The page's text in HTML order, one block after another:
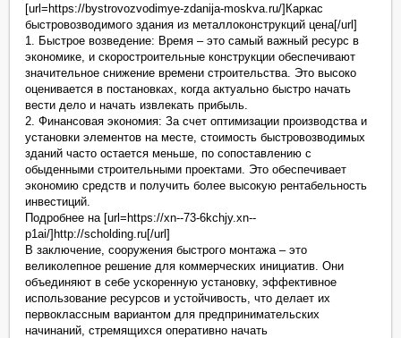
[url=https://bystrovozvodimye-zdanija-moskva.ru/]Каркас
быстровозводимого здания из металлоконструкций цена[/url]
1. Быстрое возведение: Время – это самый важный ресурс в
экономике, и скоростроительные конструкции обеспечивают
значительное снижение времени строительства. Это высоко
оценивается в постановках, когда актуально быстро начать
вести дело и начать извлекать прибыль.
2. Финансовая экономия: За счет оптимизации производства и
установки элементов на месте, стоимость быстровозводимых
зданий часто остается меньше, по сопоставлению с
обыденными строительными проектами. Это обеспечивает
экономию средств и получить более высокую рентабельность
инвестиций.
Подробнее на [url=https://xn--73-6kchjy.xn--
p1ai/]http://scholding.ru[/url]
В заключение, сооружения быстрого монтажа – это
великолепное решение для коммерческих инициатив. Они
объединяют в себе ускоренную установку, эффективное
использование ресурсов и устойчивость, что делает их
первоклассным вариантом для предпринимательских
начинаний, стремящихся оперативно начать